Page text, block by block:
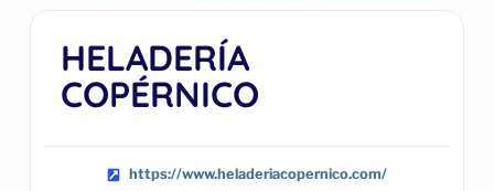
HELADERÍA
COPÉRNICO
https://www.heladeriacopernico.com/